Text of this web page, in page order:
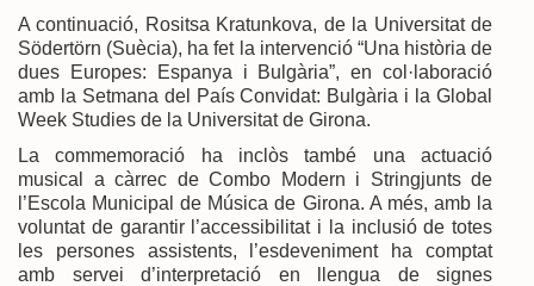
A continuació, Rositsa Kratunkova, de la Universitat de
Södertörn (Suècia), ha fet la intervenció “Una història de
dues Europes: Espanya i Bulgària”, en col·laboració
amb la Setmana del País Convidat: Bulgària i la Global
Week Studies de la Universitat de Girona.
La commemoració ha inclòs també una actuació
musical a càrrec de Combo Modern i Stringjunts de
l’Escola Municipal de Música de Girona. A més, amb la
voluntat de garantir l’accessibilitat i la inclusió de totes
les persones assistents, l’esdeveniment ha comptat
amb servei d’interpretació en llengua de signes